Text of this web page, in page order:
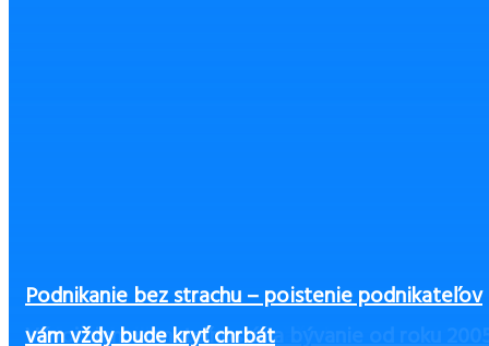
Ako začať podnikať bez peňazí?
Čo zvážiť pri výbere výbavy pre zamestnancov,
ste ušetrili a zvýšili bezpečnosť
Československý daňový a účtovný kongres 2025
3 zásadné piliere office manažérky
Vývoj cien nehnuteľností na bývanie od roku
Podnikanie bez strachu – poistenie podnikateľov
vám vždy bude kryť chrbát